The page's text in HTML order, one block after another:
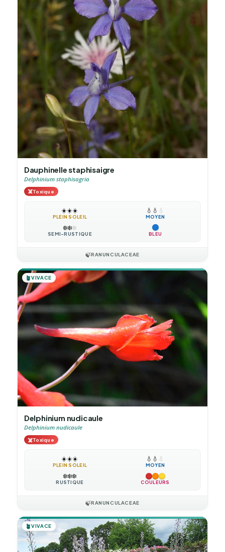
Dauphinelle staphisaigre
Delphinium staphisagria
☠️Toxique
☀️☀️☀️
PLEIN SOLEIL
💧 💧 💧
MOYEN
❄️❄️❄️
SEMI-RUSTIQUE BLEU
🍃RANUNCULACEAE
🪴VIVACE
Delphinium nudicaule
Delphinium nudicaule
☠️Toxique
☀️☀️☀️
PLEIN SOLEIL
💧 💧 💧
MOYEN
❄️❄️❄️
RUSTIQUE COULEURS
🍃RANUNCULACEAE
🪴VIVACE